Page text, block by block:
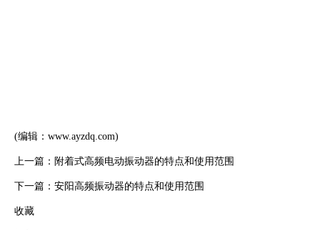
(编辑：www.ayzdq.com)
上一篇： 附着式高频电动振动器的特点和使用范围
下一篇： 安阳高频振动器的特点和使用范围
收藏